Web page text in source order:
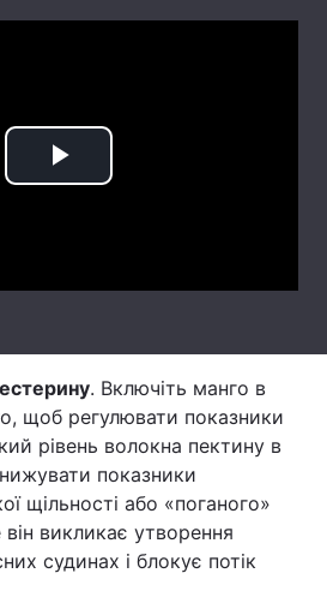
Думки
Play
. Включіть манго в
щоб регулювати показники
рівень волокна пектину в
показники
щільності або «поганого»
викликає утворення
судинах і блокує потік